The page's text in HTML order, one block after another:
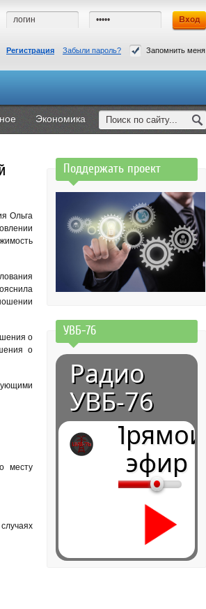
Регистрация Забыли пароль? Запомнить меня
Экономика
Ольга
о
о
месту
Поддержать проект
УВБ-76
Радио
УВБ-76
Прямой
эфир